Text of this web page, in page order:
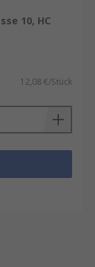
10, HC
12,08 €/Stück